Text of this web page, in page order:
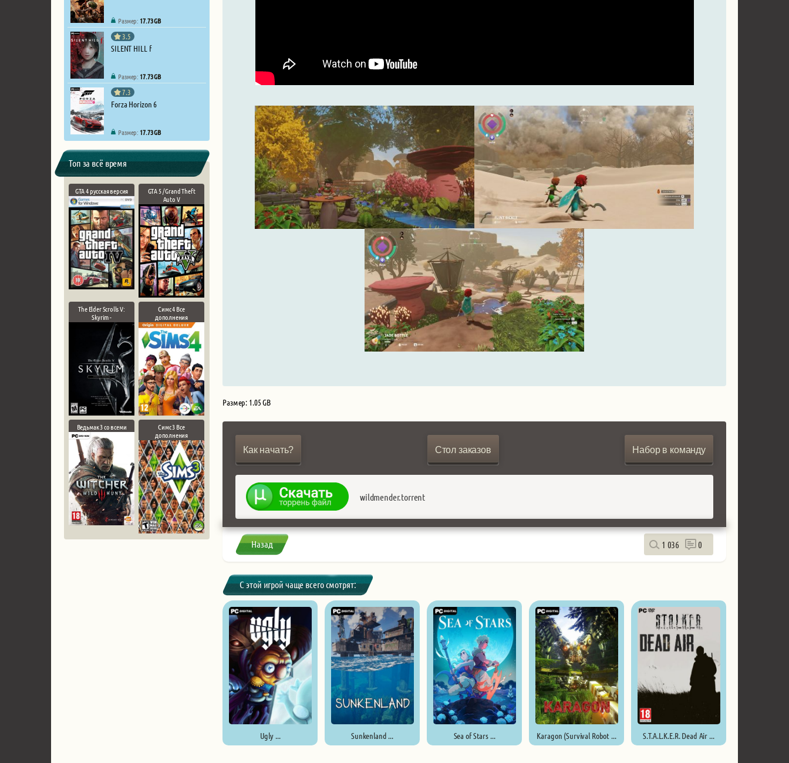
Размер: 17.73 GB
3.5
SILENT HILL f
Размер: 17.73 GB
7.3
Forza Horizon 6
Размер: 17.73 GB
Топ за всё время
GTA 4 русская версия
GTA 5 / Grand Theft
Auto V
The Elder Scrolls V:
Skyrim -
Симс 4 Все
дополнения
Ведьмак 3 со всеми
Симс 3 Все
дополнения
Размер: 1.05 GB
Как начать? Стол заказов Набор в команду
wildmender.torrent
Назад 1 036 0
С этой игрой чаще всего смотрят:
Ugly ... Sunkenland ... Sea of Stars ... Karagon (Survival Robot ... S.T.A.L.K.E.R. Dead Air ...